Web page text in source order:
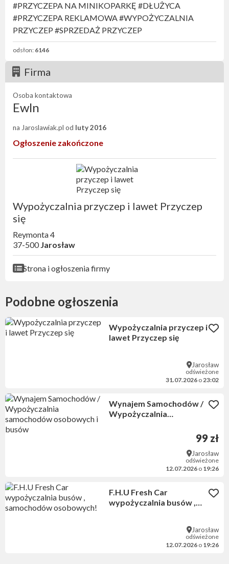
#PRZYCZEPA NA MINIKOPARKĘ #DŁUŻYCA
#PRZYCZEPA REKLAMOWA #WYPOŻYCZALNIA
PRZYCZEP #SPRZEDAŻ PRZYCZEP
odsłon: 6146
Firma
Osoba kontaktowa
Ewln
na Jaroslawiak.pl od luty 2016
Ogłoszenie zakończone
Wypożyczalnia przyczep i lawet Przyczep
się
Reymonta 4
37-500Jarosław
Strona i ogłoszenia firmy
Podobne ogłoszenia
Wypożyczalnia przyczep i
lawet Przyczep się
Jarosław
odświeżone
31.07.2026 o23:02
Wynajem Samochodów /
Wypożyczalnia
99 zł
Jarosław
odświeżone
12.07.2026 o 19:26
F.H.U Fresh Car
wypożyczalnia busów ,
Jarosław
odświeżone
12.07.2026 o 19:26